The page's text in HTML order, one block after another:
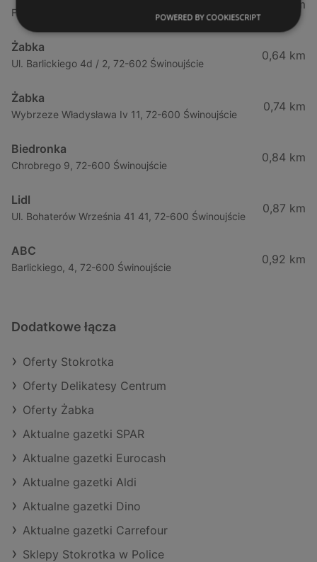
Fińska 4, 72-602 Świnoujście
0,23 km
Żabka
Ul. Barlickiego 4d / 2, 72-602 Świnoujście
0,64 km
Żabka
Wybrzeze Władysława Iv 11, 72-600 Świnoujście
0,74 km
Biedronka
Chrobrego 9, 72-600 Świnoujście
0,84 km
Lidl
Ul. Bohaterów Września 41 41, 72-600 Świnoujście
0,87 km
ABC
Barlickiego, 4, 72-600 Świnoujście
0,92 km
Dodatkowe łącza
Oferty Stokrotka
Oferty Delikatesy Centrum
Oferty Żabka
Aktualne gazetki SPAR
Aktualne gazetki Eurocash
Aktualne gazetki Aldi
Aktualne gazetki Dino
Aktualne gazetki Carrefour
Sklepy Stokrotka w Police
POWERED BY COOKIESCRIPT